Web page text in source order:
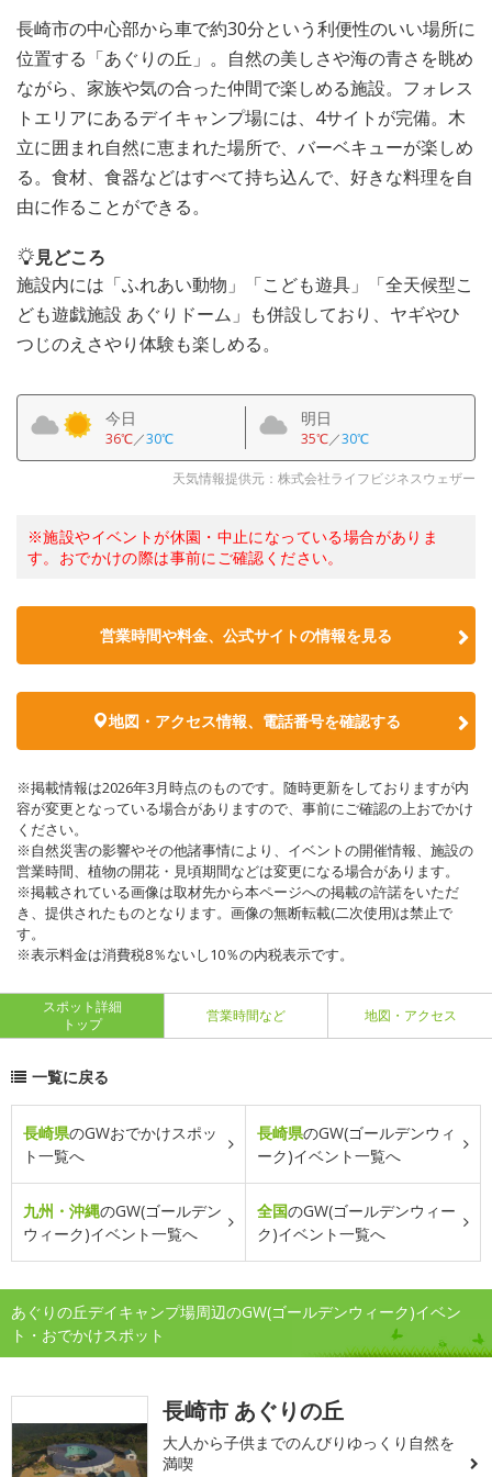
長崎市の中心部から車で約30分という利便性のいい場所に
位置する「あぐりの丘」。自然の美しさや海の青さを眺め
ながら、家族や気の合った仲間で楽しめる施設。フォレス
トエリアにあるデイキャンプ場には、4サイトが完備。木
立に囲まれ自然に恵まれた場所で、バーベキューが楽しめ
る。食材、食器などはすべて持ち込んで、好きな料理を自
由に作ることができる。
見どころ
施設内には「ふれあい動物」「こども遊具」「全天候型こ
ども遊戯施設 あぐりドーム」も併設しており、ヤギやひ
つじのえさやり体験も楽しめる。
今日
36℃／30℃
明日
35℃／30℃
天気情報提供元：株式会社ライフビジネスウェザー
※施設やイベントが休園・中止になっている場合がありま
す。おでかけの際は事前にご確認ください。
営業時間や料金、公式サイトの情報を見る
地図・アクセス情報、電話番号を確認する
※掲載情報は2026年3月時点のものです。随時更新をしておりますが内
容が変更となっている場合がありますので、事前にご確認の上おでかけ
ください。
※自然災害の影響やその他諸事情により、イベントの開催情報、施設の
営業時間、植物の開花・見頃期間などは変更になる場合があります。
※掲載されている画像は取材先から本ページへの掲載の許諾をいただ
き、提供されたものとなります。画像の無断転載(二次使用)は禁止で
す。
※表示料金は消費税8％ないし10％の内税表示です。
スポット詳細
トップ
営業時間など 地図・アクセス
一覧に戻る
長崎県のGWおでかけスポッ
ト一覧へ
長崎県のGW(ゴールデンウィ
ーク)イベント一覧へ
九州・沖縄のGW(ゴールデン
ウィーク)イベント一覧へ
全国のGW(ゴールデンウィー
ク)イベント一覧へ
あぐりの丘デイキャンプ場周辺のGW(ゴールデンウィーク)イベン
ト・おでかけスポット
長崎市 あぐりの丘
大人から子供までのんびりゆっくり自然を
満喫